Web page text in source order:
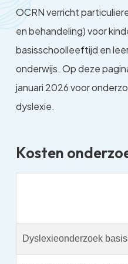
OCRN verricht
en behandeling) voor
basisschoolleeftijd en
onderwijs. Op deze
januari 2026 voor
dyslexie.
Kosten
Dyslexieonderzoek